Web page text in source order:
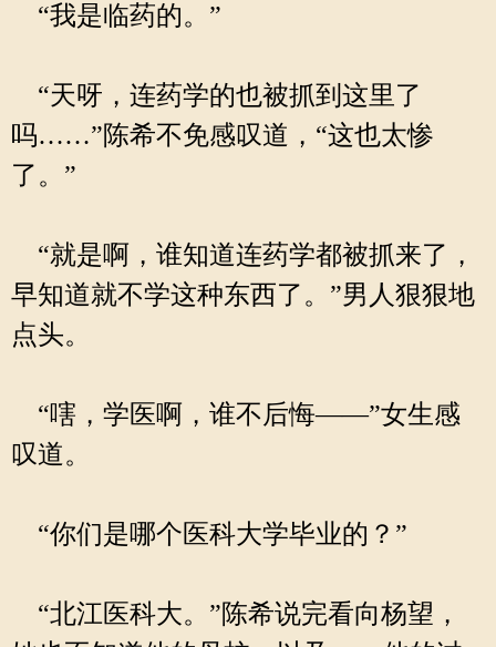
“我是临药的。”
“天呀，连药学的也被抓到这里了
吗……”陈希不免感叹道，“这也太惨
了。”
“就是啊，谁知道连药学都被抓来了，
早知道就不学这种东西了。”男人狠狠地
点头。
“嗐，学医啊，谁不后悔——”女生感
叹道。
“你们是哪个医科大学毕业的？”
“北江医科大。”陈希说完看向杨望，